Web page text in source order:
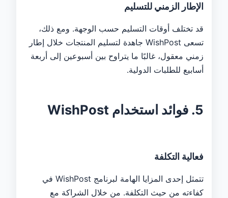
الإطار الزمني للتسليم
قد تختلف أوقات التسليم حسب الوجهة. ومع ذلك،
تسعى WishPost جاهدة لتسليم المنتجات خلال إطار
زمني معقول، غالبًا ما يتراوح بين أسبوعين إلى أربعة
أسابيع للطلبات الدولية.
5. فوائد استخدام WishPost
فعالية التكلفة
تتمثل إحدى المزايا الهامة لبرنامج WishPost في
كفاءته من حيث التكلفة. من خلال الشراكة مع